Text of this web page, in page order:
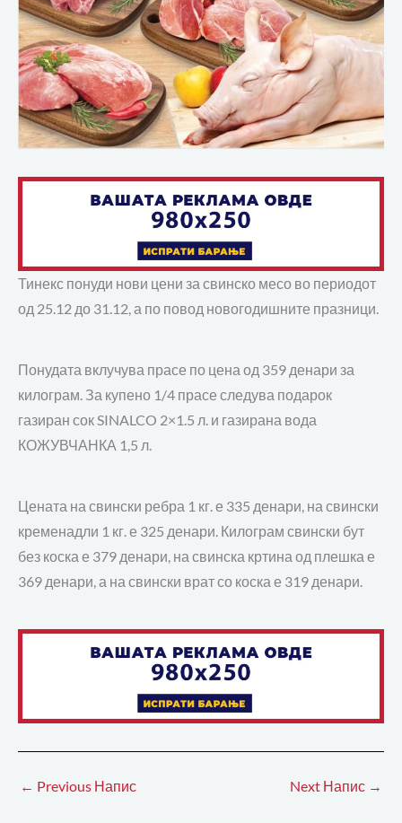
Тинекс понуди нови цени за свинско месо во периодот
од 25.12 до 31.12, а по повод новогодишните празници.
Понудата вклучува прасе по цена од 359 денари за
килограм. За купено 1/4 прасе следува подарок
газиран сок SINALCO 2×1.5 л. и газирана вода
КОЖУВЧАНКА 1,5 л.
Цената на свински ребра 1 кг. е 335 денари, на свински
кременадли 1 кг. е 325 денари. Килограм свински бут
без коска е 379 денари, на свинска кртина од плешка е
369 денари, а на свински врат со коска е 319 денари.
← Previous Напис Next Напис →